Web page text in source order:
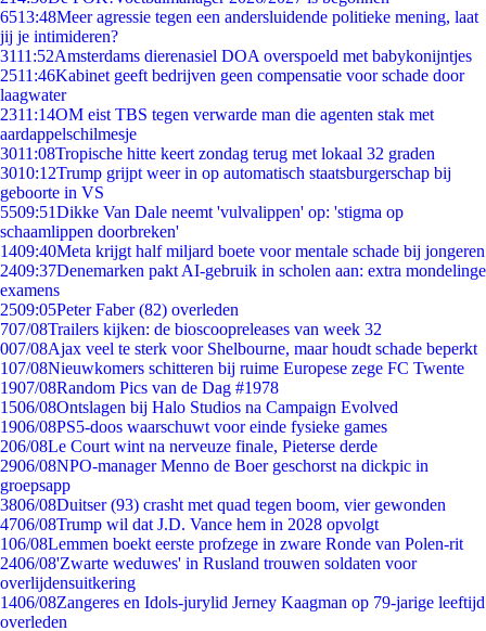
6513:48Meer agressie tegen een andersluidende politieke mening, laat
jij je intimideren?
3111:52Amsterdams dierenasiel DOA overspoeld met babykonijntjes
2511:46Kabinet geeft bedrijven geen compensatie voor schade door
laagwater
2311:14OM eist TBS tegen verwarde man die agenten stak met
aardappelschilmesje
3011:08Tropische hitte keert zondag terug met lokaal 32 graden
3010:12Trump grijpt weer in op automatisch staatsburgerschap bij
geboorte in VS
5509:51Dikke Van Dale neemt 'vulvalippen' op: 'stigma op
schaamlippen doorbreken'
1409:40Meta krijgt half miljard boete voor mentale schade bij jongeren
2409:37Denemarken pakt AI-gebruik in scholen aan: extra mondelinge
examens
2509:05Peter Faber (82) overleden
707/08Trailers kijken: de bioscoopreleases van week 32
007/08Ajax veel te sterk voor Shelbourne, maar houdt schade beperkt
107/08Nieuwkomers schitteren bij ruime Europese zege FC Twente
1907/08Random Pics van de Dag #1978
1506/08Ontslagen bij Halo Studios na Campaign Evolved
1906/08PS5-doos waarschuwt voor einde fysieke games
206/08Le Court wint na nerveuze finale, Pieterse derde
2906/08NPO-manager Menno de Boer geschorst na dickpic in
groepsapp
3806/08Duitser (93) crasht met quad tegen boom, vier gewonden
4706/08Trump wil dat J.D. Vance hem in 2028 opvolgt
106/08Lemmen boekt eerste profzege in zware Ronde van Polen-rit
2406/08'Zwarte weduwes' in Rusland trouwen soldaten voor
overlijdensuitkering
1406/08Zangeres en Idols-jurylid Jerney Kaagman op 79-jarige leeftijd
overleden